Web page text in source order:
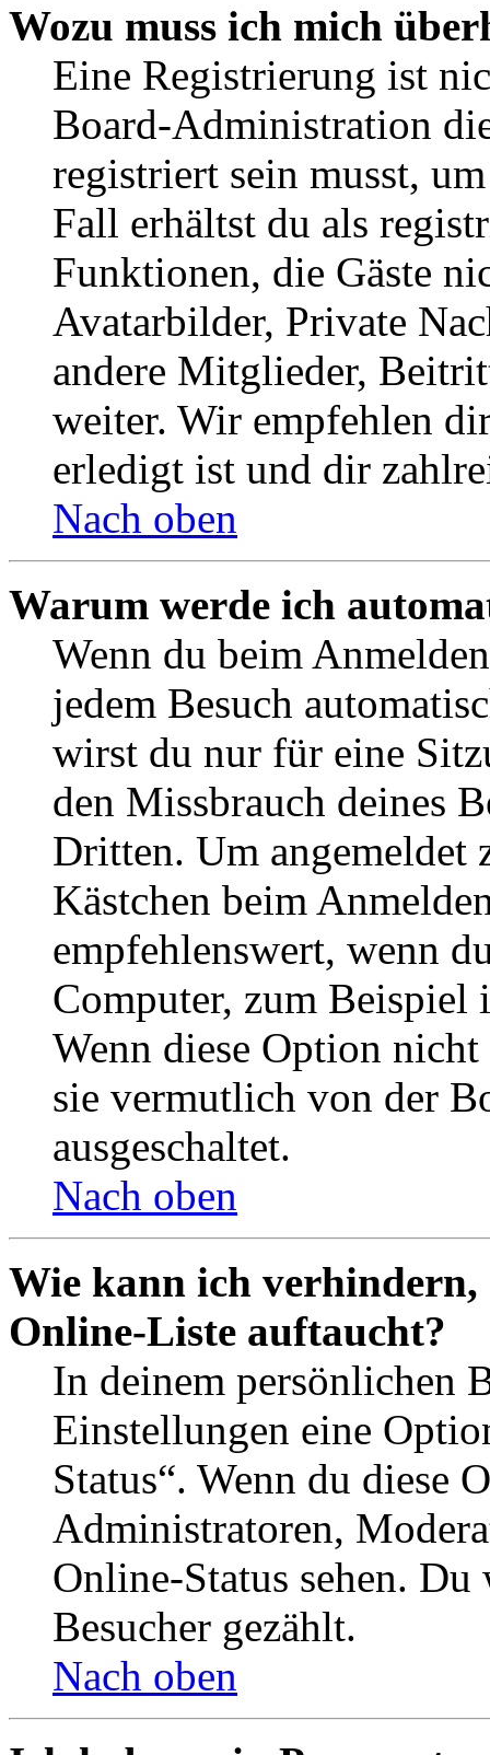
Wozu muss ich mich
Eine Registrierung ist
Board-Administration
registriert sein musst,
Fall erhältst du als
Funktionen, die Gäste
Avatarbilder, Private
andere Mitglieder,
weiter. Wir empfehlen
erledigt ist und dir
Nach oben
Warum werde ich
Wenn du beim
jedem Besuch
wirst du nur für eine
den Missbrauch deines
Dritten. Um angemeldet
Kästchen beim
empfehlenswert, wenn
Computer, zum Beispiel
Wenn diese Option
sie vermutlich von der
ausgeschaltet.
Nach oben
Wie kann ich verhindern,
Online-Liste auftaucht?
In deinem persönlichen
Einstellungen eine
Status“. Wenn du diese
Administratoren,
Online-Status sehen.
Besucher gezählt.
Nach oben